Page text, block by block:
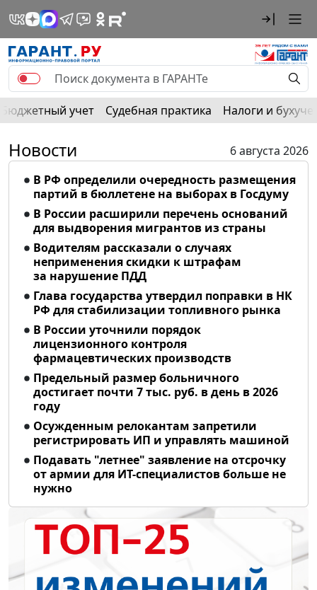
Бюджетный учет Судебная практика Налоги и
Новости
6 августа 2026
В РФ определили очередность размещения
партий в бюллетене на выборах в Госдуму
В России расширили перечень оснований
для выдворения мигрантов из страны
Водителям рассказали о случаях
неприменения скидки к штрафам
за нарушение ПДД
Глава государства утвердил поправки в НК
РФ для стабилизации топливного рынка
В России уточнили порядок
лицензионного контроля
фармацевтических производств
Предельный размер больничного
достигает почти 7 тыс. руб. в день в 2026
году
Осужденным релокантам запретили
регистрировать ИП и управлять машиной
Подавать "летнее" заявление на отсрочку
от армии для ИТ-специалистов больше не
нужно